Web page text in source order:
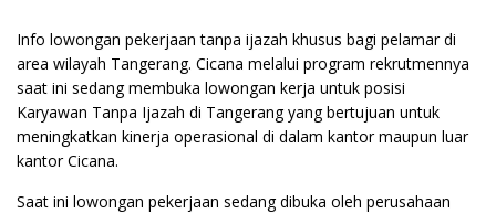
Info lowongan pekerjaan tanpa ijazah khusus bagi pelamar di
area wilayah Tangerang. Cicana melalui program rekrutmennya
saat ini sedang membuka lowongan kerja untuk posisi
Karyawan Tanpa Ijazah di Tangerang yang bertujuan untuk
meningkatkan kinerja operasional di dalam kantor maupun luar
kantor Cicana.
Saat ini lowongan pekerjaan sedang dibuka oleh perusahaan